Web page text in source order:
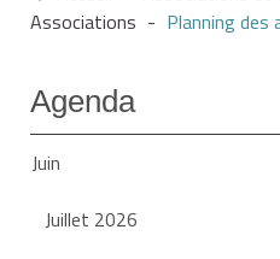
Associations - Planning des
Agenda
Juin
Juillet 2026